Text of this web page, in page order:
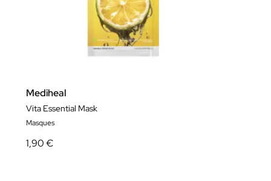
Mediheal
Vita Essential Mask
Masques
1,90 €